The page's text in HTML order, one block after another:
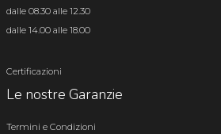
dalle 08.30 alle 12.30
dalle 14.00 alle 18.00
Certificazioni
Le nostre Garanzie
Termini e Condizioni